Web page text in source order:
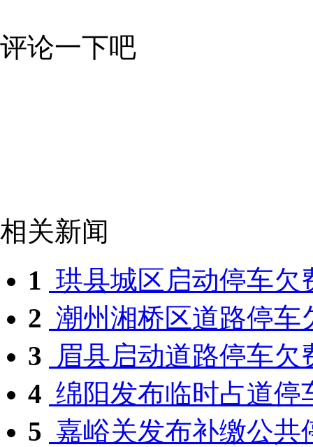
评论一下吧
相关新闻
1 珙县城区启动停车欠
2 潮州湘桥区道路停车
3
眉县启动道路停车欠
4 绵阳发布临时占道停
5 嘉峪关发布补缴公共